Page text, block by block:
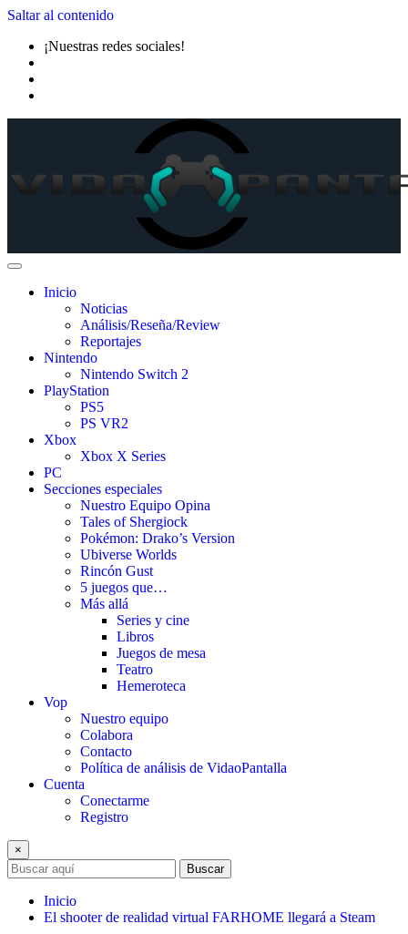
Saltar al contenido
¡Nuestras redes sociales!
Inicio
Noticias
Análisis/Reseña/Review
Reportajes
Nintendo
Nintendo Switch 2
PlayStation
PS5
PS VR2
Xbox
Xbox X Series
PC
Secciones especiales
Nuestro Equipo Opina
Tales of Shergiock
Pokémon: Drako’s Version
Ubiverse Worlds
Rincón Gust
5 juegos que…
Más allá
Series y cine
Libros
Juegos de mesa
Teatro
Hemeroteca
Vop
Nuestro equipo
Colabora
Contacto
Política de análisis de VidaoPantalla
Cuenta
Conectarme
Registro
×
Buscar
Inicio
El shooter de realidad virtual FARHOME llegará a Steam